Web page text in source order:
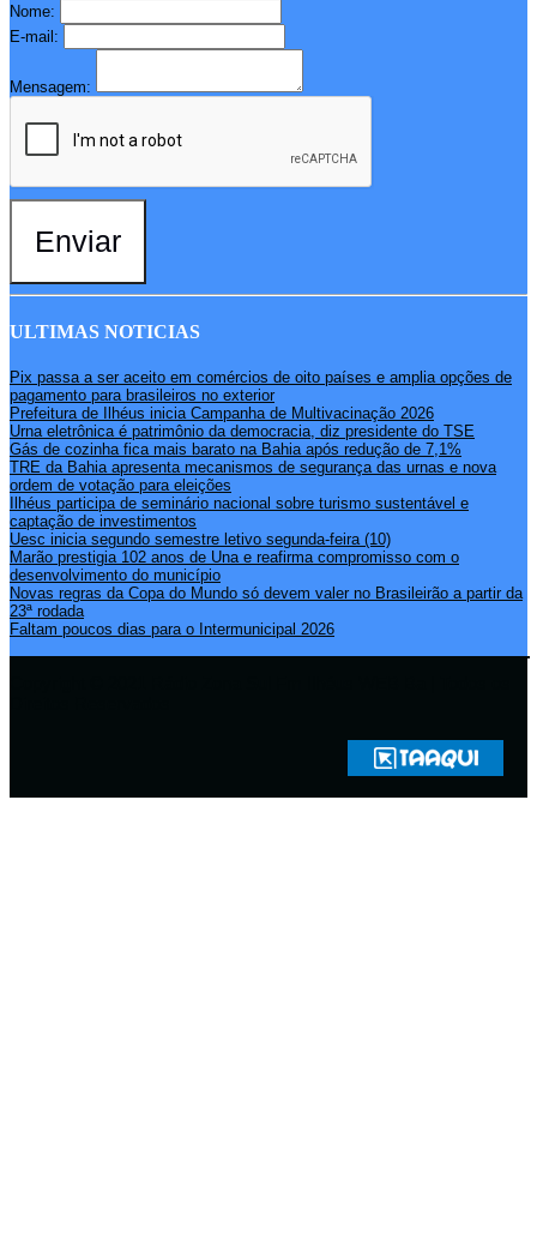
Nome:
E-mail:
Mensagem:
Enviar
ULTIMAS NOTICIAS
Pix passa a ser aceito em comércios de oito países e amplia opções de
pagamento para brasileiros no exterior
Prefeitura de Ilhéus inicia Campanha de Multivacinação 2026
Urna eletrônica é patrimônio da democracia, diz presidente do TSE
Gás de cozinha fica mais barato na Bahia após redução de 7,1%
TRE da Bahia apresenta mecanismos de segurança das urnas e nova
ordem de votação para eleições
Ilhéus participa de seminário nacional sobre turismo sustentável e
captação de investimentos
Uesc inicia segundo semestre letivo segunda-feira (10)
Marão prestigia 102 anos de Una e reafirma compromisso com o
desenvolvimento do município
Novas regras da Copa do Mundo só devem valer no Brasileirão a partir da
23ª rodada
Faltam poucos dias para o Intermunicipal 2026